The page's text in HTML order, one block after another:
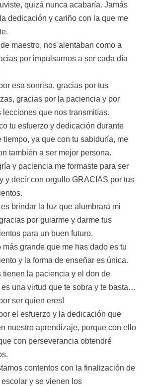
quizá nunca acabaría. Jamás
dedicación y cariño con la que me
maestro, nos alentaban como a
por impulsarnos a ser cada día
esa sonrisa, gracias por tus
gracias por la paciencia y por
lecciones que nos transmitías.
tu esfuerzo y dedicación durante
tiempo, ya que con tu sabiduría, me
también a ser mejor persona.
y paciencia me formaste para ser
y decir con orgullo GRACIAS por tus
brindar la luz que alumbrará mi
por guiarme y darme tus
para un buen futuro.
más grande que me has dado es tu
y la forma de enseñar es única.
tienen la paciencia y el don de
es una virtud que te sobra y te basta…
ser quien eres!
el esfuerzo y la dedicación que
nuestro aprendizaje, porque con ello
con perseverancia obtendré
contentos con la finalización de
y se vienen los